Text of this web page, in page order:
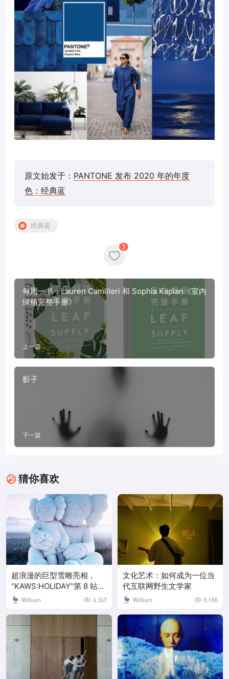
原文始发于： PANTONE 发布 2020 年的年度
色：经典蓝
经典蓝
3
每周一书：Lauren Camilleri 和 Sophia Kaplan《室内
绿植完整手册》
上一篇
影子
下一篇
猜你喜欢
超浪漫的巨型雪雕亮相，
“KAWS:HOLIDAY”第 8 站是
中国长白山！
William 4,347
文化艺术：如何成为一位当
代互联网野生文学家
William 6,166